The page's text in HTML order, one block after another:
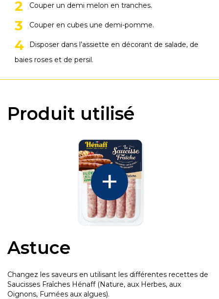
Couper un demi melon en tranches.
Couper en cubes une demi-pomme.
Disposer dans l’assiette en décorant de salade, de
baies roses et de persil.
Produit utilisé
Astuce
Changez les saveurs en utilisant les différentes recettes de
Saucisses Fraîches Hénaff (Nature, aux Herbes, aux
Oignons, Fumées aux algues).